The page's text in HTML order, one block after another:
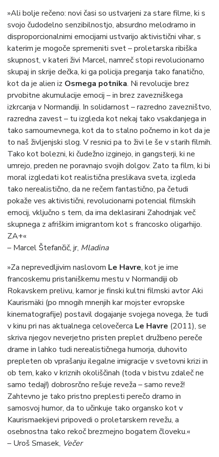
»Ali bolje rečeno: novi časi so ustvarjeni za stare filme, ki s
svojo čudodelno senzibilnostjo, absurdno melodramo in
disproporcionalnimi emocijami ustvarijo aktivistični vihar, s
katerim je mogoče spremeniti svet – proletarska ribiška
skupnost, v kateri živi Marcel, namreč stopi revolucionarno
skupaj in skrije dečka, ki ga policija preganja tako fanatično,
kot da je alien iz Osmega potnika. Ni revolucije brez
prvobitne akumulacije emocij – in brez zavezniškega
izkrcanja v Normandiji. In solidarnost – razredno zavezništvo,
razredna zavest – tu izgleda kot nekaj tako vsakdanjega in
tako samoumevnega, kot da to stalno počnemo in kot da je
to naš življenjski slog. V resnici pa to živi le še v starih filmih.
Tako kot bolezni, ki čudežno izginejo, in gangsterji, ki ne
umrejo, preden ne poravnajo svojih dolgov. Zato ta film, ki bi
moral izgledati kot realistična preslikava sveta, izgleda
tako nerealistično, da ne rečem fantastično, pa četudi
pokaže ves aktivistični, revolucionarni potencial filmskih
emocij, vključno s tem, da ima deklasirani Zahodnjak več
skupnega z afriškim imigrantom kot s francosko oligarhijo.
ZA+«
– Marcel Štefančič, jr, Mladina
»Za neprevedljivim naslovom Le Havre, kot je ime
francoskemu pristaniškemu mestu v Normandiji ob
Rokavskem prelivu, kamor je finski kultni filmski avtor Aki
Kaurismäki (po mnogih mnenjih kar mojster evropske
kinematografije) postavil dogajanje svojega novega, že tudi
v kinu pri nas aktualnega celovečerca Le Havre (2011), se
skriva njegov neverjetno pristen preplet družbeno pereče
drame in lahko tudi nerealističnega humorja, duhovito
prepleten ob vprašanju ilegalne imigracije v svetovni krizi in
ob tem, kako v kriznih okoliščinah (toda v bistvu zdaleč ne
samo tedaj!) dobrosrčno rešuje reveža – samo revež!
Zahtevno je tako pristno preplesti perečo dramo in
samosvoj humor, da to učinkuje tako organsko kot v
Kaurismaekijevi pripovedi o proletarskem revežu, a
osebnostna tako rekoč brezmejno bogatem človeku.«
– Uroš Smasek, Večer